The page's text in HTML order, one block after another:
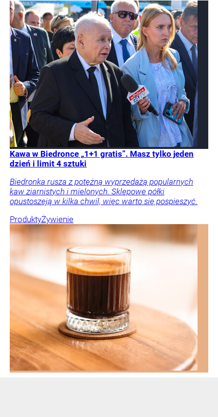
Kawa w Biedronce „1+1 gratis”. Masz tylko jeden
dzień i limit 4 sztuki
Biedronka rusza z potężną wyprzedażą popularnych
kaw ziarnistych i mielonych. Sklepowe półki
opustoszeją w kilka chwil, więc warto się pospieszyć.
ProduktyŻywienie